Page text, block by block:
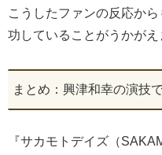
こうしたファンの反応か
功していることがうかがえ
まとめ：興津和幸の演技
『サカモトデイズ（